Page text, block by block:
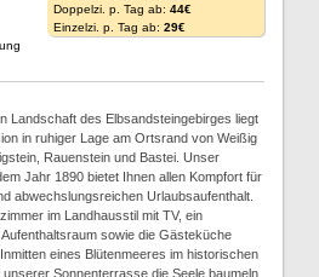
Doppelzi. p. Tag ab: 44€
Einzelzi. p. Tag ab: 29€
Landschaft des Elbsandsteingebirges liegt
in ruhiger Lage am Ortsrand von Weißig
Rauenstein und Bastei. Unser
Jahr 1890 bietet Ihnen allen Kompfort für
abwechslungsreichen Urlaubsaufenthalt.
im Landhausstil mit TV, ein
sowie die Gästeküche
eines Blütenmeeres im historischen
Sonnenterrasse die Seele baumeln